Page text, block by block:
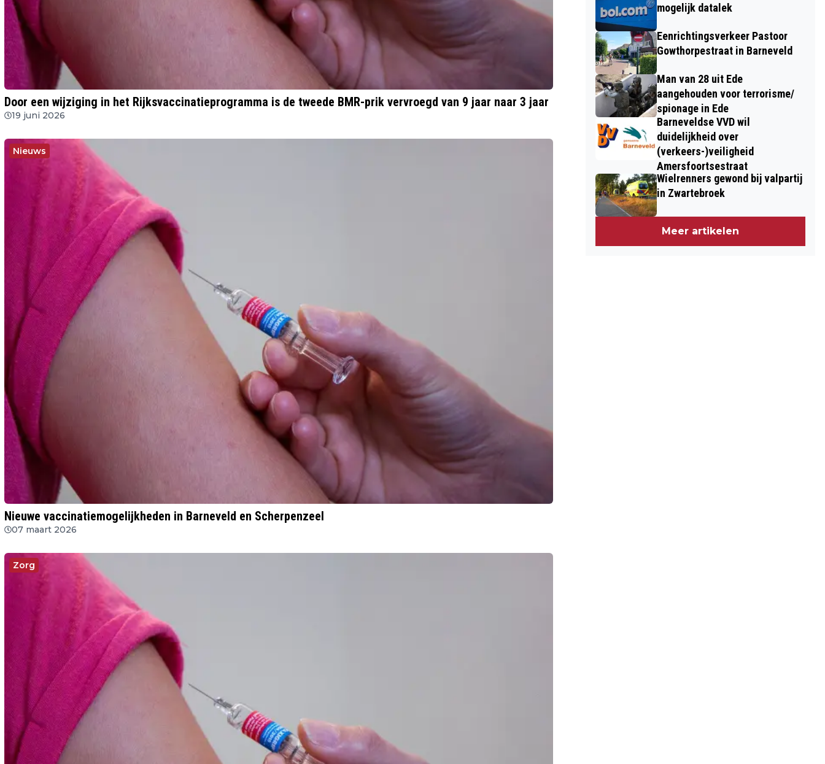
Door een wijziging in het Rijksvaccinatieprogramma is de tweede BMR-prik vervroegd van 9 jaar naar 3 jaar
19 juni 2026
Nieuws
Nieuwe vaccinatiemogelijkheden in Barneveld en Scherpenzeel
07 maart 2026
Zorg
mogelijk datalek
Eenrichtingsverkeer Pastoor
Gowthorpestraat in Barneveld
Man van 28 uit Ede
aangehouden voor terrorisme/
spionage in Ede
Barneveldse VVD wil
duidelijkheid over
(verkeers-)veiligheid
Amersfoortsestraat
Wielrenners gewond bij valpartij
in Zwartebroek
Meer artikelen